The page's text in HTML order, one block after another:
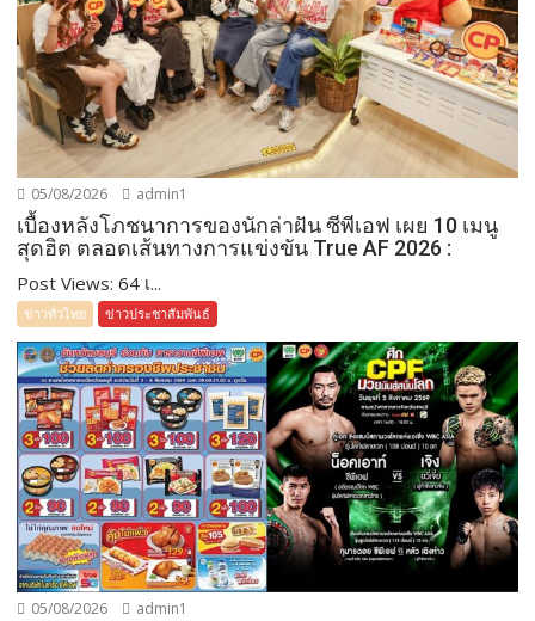
05/08/2026 admin1
เบื้องหลังโภชนาการของนักล่าฝัน ซีพีเอฟ เผย 10 เมนู
สุดฮิต ตลอดเส้นทางการแข่งขัน True AF 2026 :
Post Views: 64 เ...
ข่าวทั่วไทย ข่าวประชาสัมพันธ์
05/08/2026 admin1